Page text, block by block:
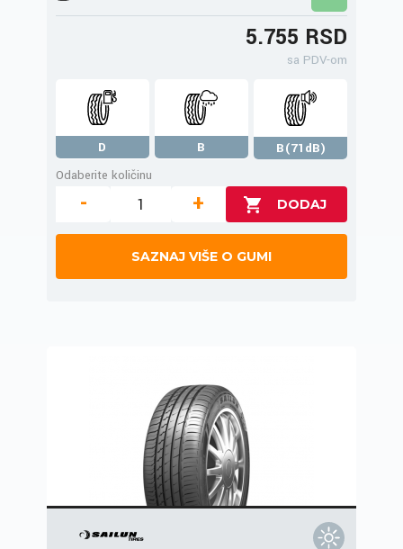
5.755 RSD
sa PDV-om
D B
B(71dB)
Odaberite količinu
- +
SAZNAJ VIŠE O GUMI